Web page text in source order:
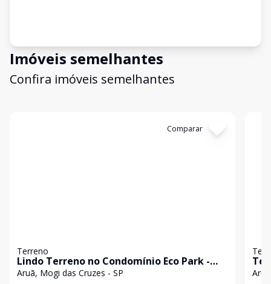
Imóveis semelhantes
Confira imóveis semelhantes
Comparar
Terreno
Lindo Terreno no Condomínio Eco Park -
430m² cercado por reserva florestal
Aruã, Mogi das Cruzes - SP